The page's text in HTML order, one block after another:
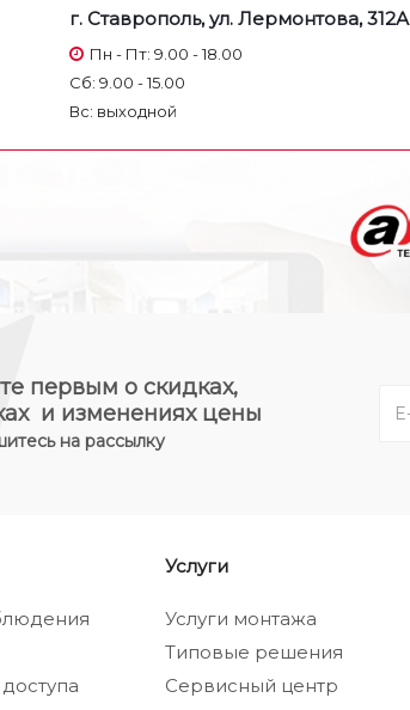
г. Ставрополь, ул. Лермонтова, 312А
Пн - Пт: 9.00 - 18.00
Сб: 9.00 - 15.00
Вс: выходной
первым о скидках,
и изменениях цены
на рассылку
Услуги
Услуги монтажа
Типовые решения
Сервисный центр